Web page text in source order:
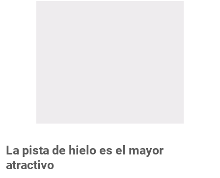
La pista de hielo es el mayor
atractivo